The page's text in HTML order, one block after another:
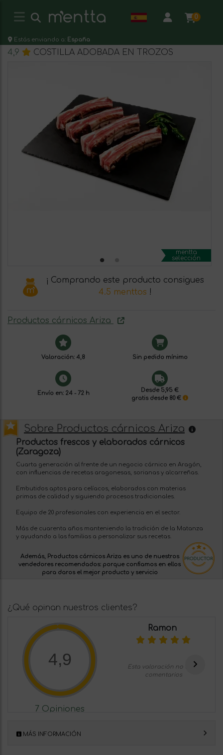
0
Estás enviando a: España
4,9 COSTILLA ADOBADA EN TROZOS
mentta
selección
¡ Comprando este producto consigues
4.5 menttos !
Productos cárnicos Ariza
Valoración: 4,8 Sin pedido mínimo
Envío en: 24 - 72 h
Desde 5,95 €
gratis desde 80 €
Sobre Productos cárnicos Ariza
Productos frescos y elaborados cárnicos
(Zaragoza)
Cuarta generación al frente de un negocio cárnico en Aragón,
con influencias de recetas aragonesas, sorianas y alcarreñas.
Embutidos aptos para celíacos, elaborados con materias
primas de calidad y siguiendo procesos tradicionales.
Equipo de 20 profesionales con experiencia en el sector.
Más de cuarenta años manteniendo la tradición de la Matanza
y ayudando a las familias a personalizar sus recetas.
Además, Productos cárnicos Ariza es uno de nuestros
vendedores recomendados: porque confiamos en ellos
para daros el mejor producto y servicio
¿Qué opinan nuestros clientes?
4,9
7 Opiniones
Ramon
Esta valoración no tiene
comentarios
MÁS INFORMACIÓN